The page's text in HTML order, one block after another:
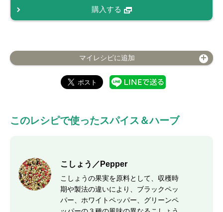
購入する
マイレシピに追加
このレシピで使ったスパイス＆ハーブ
こしょう／Pepper
こしょうの果実を原料として、収穫時
期や製法の違いにより、ブラックペッ
パー、ホワイトペッパー、グリーンペ